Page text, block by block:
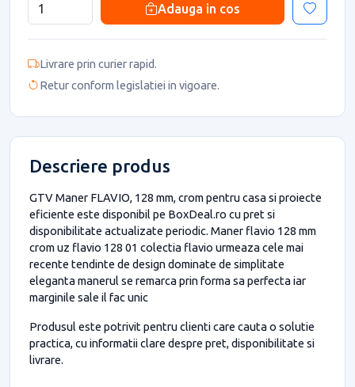
Adauga in cos
Livrare prin curier rapid.
Retur conform legislatiei in vigoare.
Descriere produs
GTV Maner FLAVIO, 128 mm, crom pentru casa si proiecte
eficiente este disponibil pe BoxDeal.ro cu pret si
disponibilitate actualizate periodic. Maner flavio 128 mm
crom uz flavio 128 01 colectia flavio urmeaza cele mai
recente tendinte de design dominate de simplitate
eleganta manerul se remarca prin forma sa perfecta iar
marginile sale il fac unic
Produsul este potrivit pentru clienti care cauta o solutie
practica, cu informatii clare despre pret, disponibilitate si
livrare.